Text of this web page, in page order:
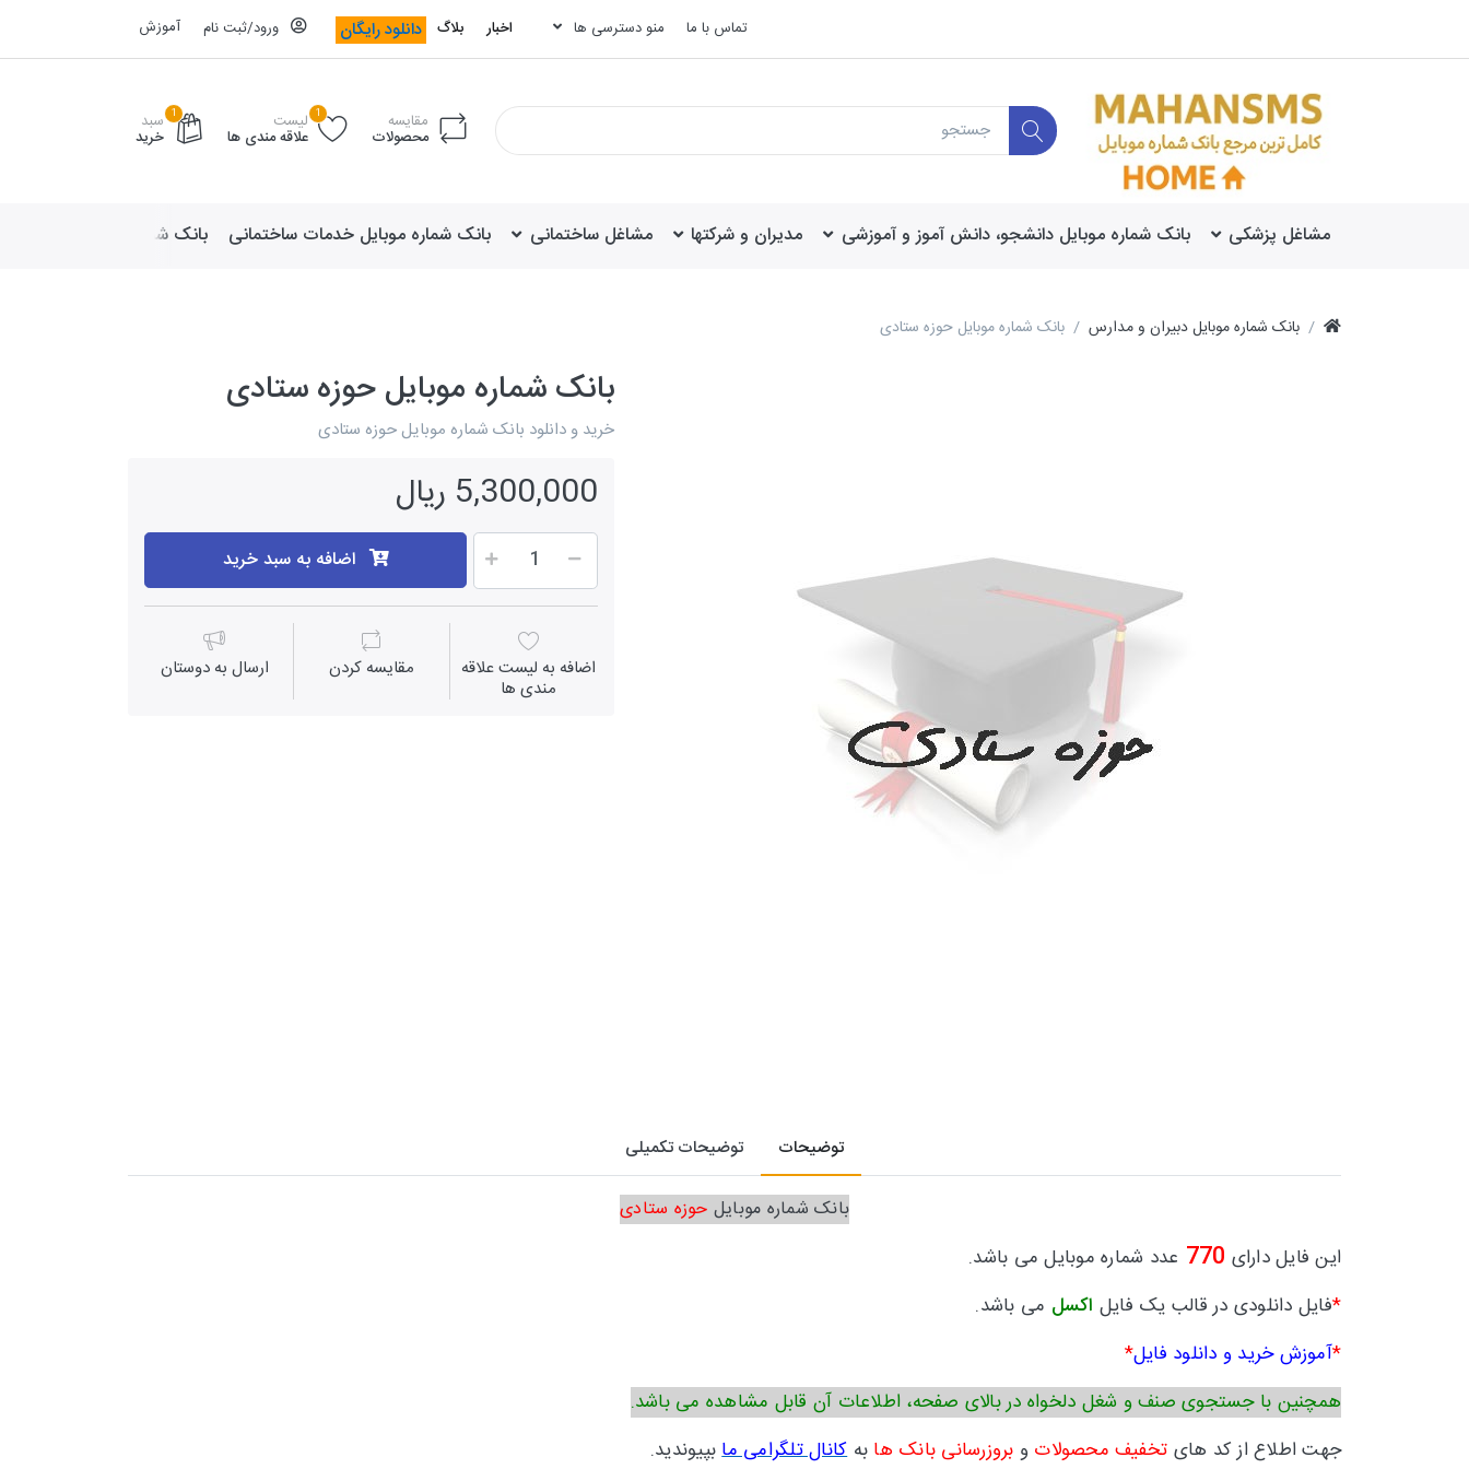
تماس با ما منو دسترسی ها اخبار بلاگ دانلود رایگان ورود/ثبت نام آموزش
مقایسه
محصولات
1 لیست
علاقه مندی ها
1 سبد
خرید
مشاغل پزشکی بانک شماره موبایل دانشجو، دانش آموز و آموزشی مدیران و شرکتها مشاغل ساختمانی بانک شماره موبایل خدمات ساختمانی بانک شماره موبایل لوازم
بانک شماره موبایل دبیران و مدارس بانک شماره موبایل حوزه ستادی
بانک شماره موبایل حوزه ستادی
خرید و دانلود بانک شماره موبایل حوزه ستادی
5,300,000 ریال
اضافه به سبد خرید
اضافه به لیست علاقه
مندی ها
مقايسه كردن ارسال به دوستان
توضیحات توضیحات تکمیلی
بانک شماره موبایل حوزه ستادی
این فایل دارای 770 عدد شماره موبایل می باشد.
*فایل دانلودی در قالب یک فایل اکسل می باشد.
*آموزش خرید و دانلود فایل*
همچنین با جستجوی صنف و شغل دلخواه در بالای صفحه، اطلاعات آن قابل مشاهده می باشد.
جهت اطلاع از کد های تخفیف محصولات و بروزرسانی بانک ها بهکانال تلگرامی مابپیوندید.